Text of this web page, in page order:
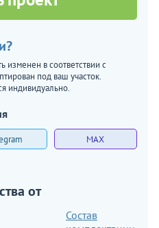
в соответствии с
под ваш участок.
индивидуально.
MAX
от
Состав